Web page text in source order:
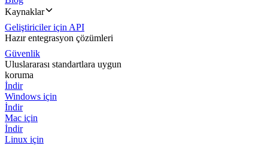
Kaynaklar
Geliştiriciler için API
Hazır entegrasyon çözümleri
Güvenlik
Uluslararası standartlara uygun
koruma
İndir
Windows için
İndir
Mac için
İndir
Linux için